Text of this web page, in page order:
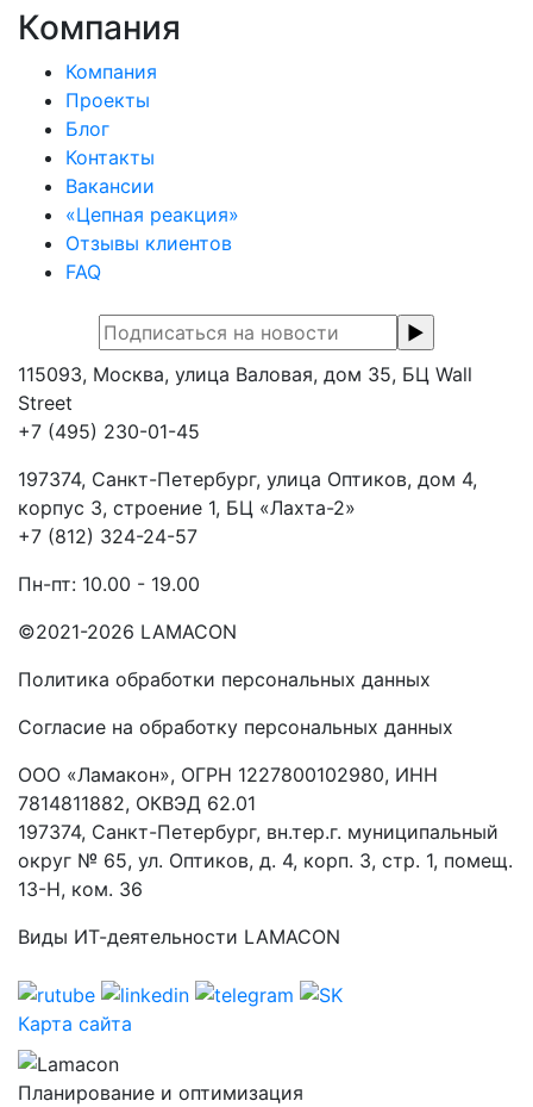
Компания
Компания
Проекты
Блог
Контакты
Вакансии
«Цепная реакция»
Отзывы клиентов
FAQ
115093, Москва, улица Валовая, дом 35, БЦ Wall
Street
+7 (495) 230-01-45
197374, Санкт-Петербург, улица Оптиков, дом 4,
корпус 3, строение 1, БЦ «Лахта-2»
+7 (812) 324-24-57
Пн-пт: 10.00 - 19.00
©2021-2026 LAMACON
Политика обработки персональных данных
Согласие на обработку персональных данных
ООО «Ламакон», ОГРН 1227800102980, ИНН
7814811882, ОКВЭД 62.01
197374, Санкт-Петербург, вн.тер.г. муниципальный
округ № 65, ул. Оптиков, д. 4, корп. 3, стр. 1, помещ.
13-Н, ком. 36
Виды ИТ-деятельности LAMACON
Карта сайта
Планирование и оптимизация